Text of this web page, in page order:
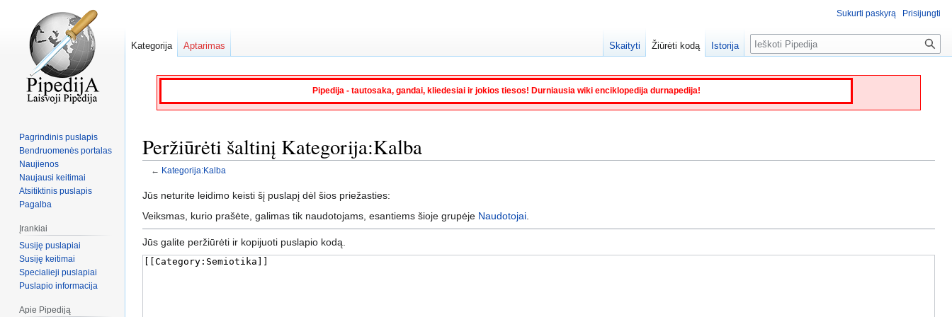
Pipedija - tautosaka, gandai, kliedesiai ir jokios tiesos! Durniausia wiki enciklopedija durnapedija!
Peržiūrėti šaltinį Kategorija:Kalba
← Kategorija:Kalba
Jump
to
Jump
to
Jūs neturite leidimo keisti šį puslapį dėl šios priežasties:
Veiksmas, kurio prašėte, galimas tik naudotojams, esantiems šioje grupėje Naudotojai
Jūs galite peržiūrėti ir kopijuoti puslapio kodą.
Sukurti paskyrą Prisijungti
Kategorija Aptarimas Skaityti Žiūrėti kodą Istorija Paieška
Pagrindinis puslapis
Bendruomenės portalas
Naujienos
Naujausi keitimai
Atsitiktinis puslapis
Pagalba
Įrankiai
Susiję puslapiai
Susiję keitimai
Specialieji puslapiai
Puslapio informacija
Apie Pipediją